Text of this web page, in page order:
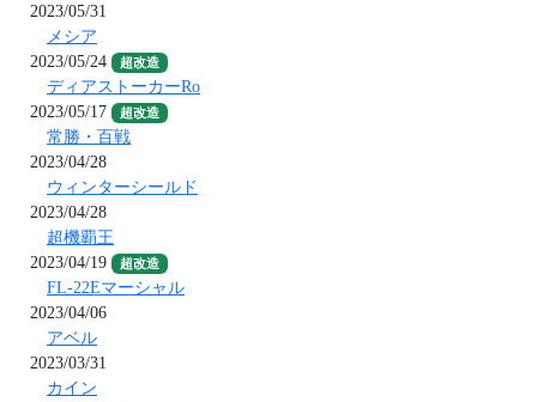
2023/05/31
メシア
2023/05/24
超改造
ディアストーカーRo
2023/05/17
超改造
常勝・百戦
2023/04/28
ウィンターシールド
2023/04/28
超機覇王
2023/04/19
超改造
FL-22Eマーシャル
2023/04/06
アベル
2023/03/31
カイン